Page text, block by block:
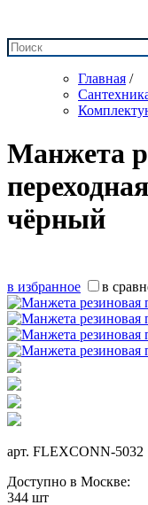
Главная /
Манжета
чёрный
в избранное в
арт. FLEXCONN-5032
Доступно в Москве:
344 шт